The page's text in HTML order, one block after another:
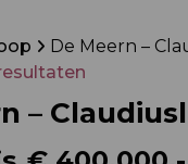
De Meern –
–